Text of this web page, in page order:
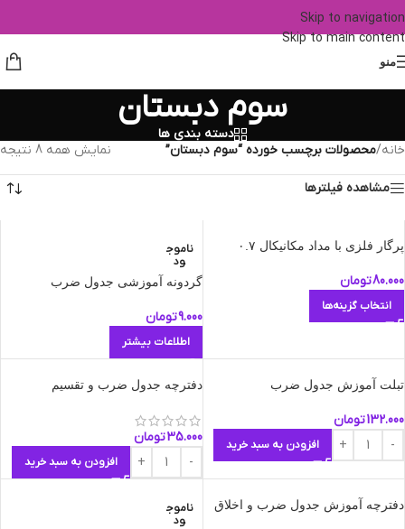
Skip to navigation
Skip to main content
منو
سوم دبستان
دسته بندی ها
خانه/محصولات برچسب خورده “سوم دبستان” نمایش همه 8 نتیجه
مشاهده فیلترها
پرگار فلزی با مداد مکانیکال ۰.۷
80.000تومان
انتخاب گزینه‌ها
ناموج
ود
گردونه آموزشی جدول ضرب
9.000تومان
اطلاعات بیشتر
تبلت آموزش جدول ضرب
132.000تومان
افزودن به سبد خرید
دفترچه جدول ضرب و تقسیم
35.000تومان
افزودن به سبد خرید
دفترچه آموزش جدول ضرب و اخلاق
ناموج
ود